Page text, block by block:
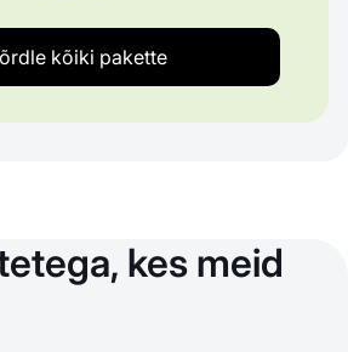
kõiki pakette
kes meid